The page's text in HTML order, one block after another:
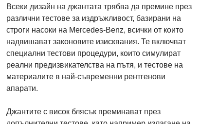
Всеки дизайн на джантата трябва да премине през
различни тестове за издръжливост, базирани на
строги насоки на Mercedes-Benz, всички от които
надвишават законовите изисквания. Те включват
специални тестови процедури, които симулират
реални предизвикателства на пътя, и тестове на
материалите в най-съвременни рентгенови
апарати.
Джантите с висок блясък преминават през